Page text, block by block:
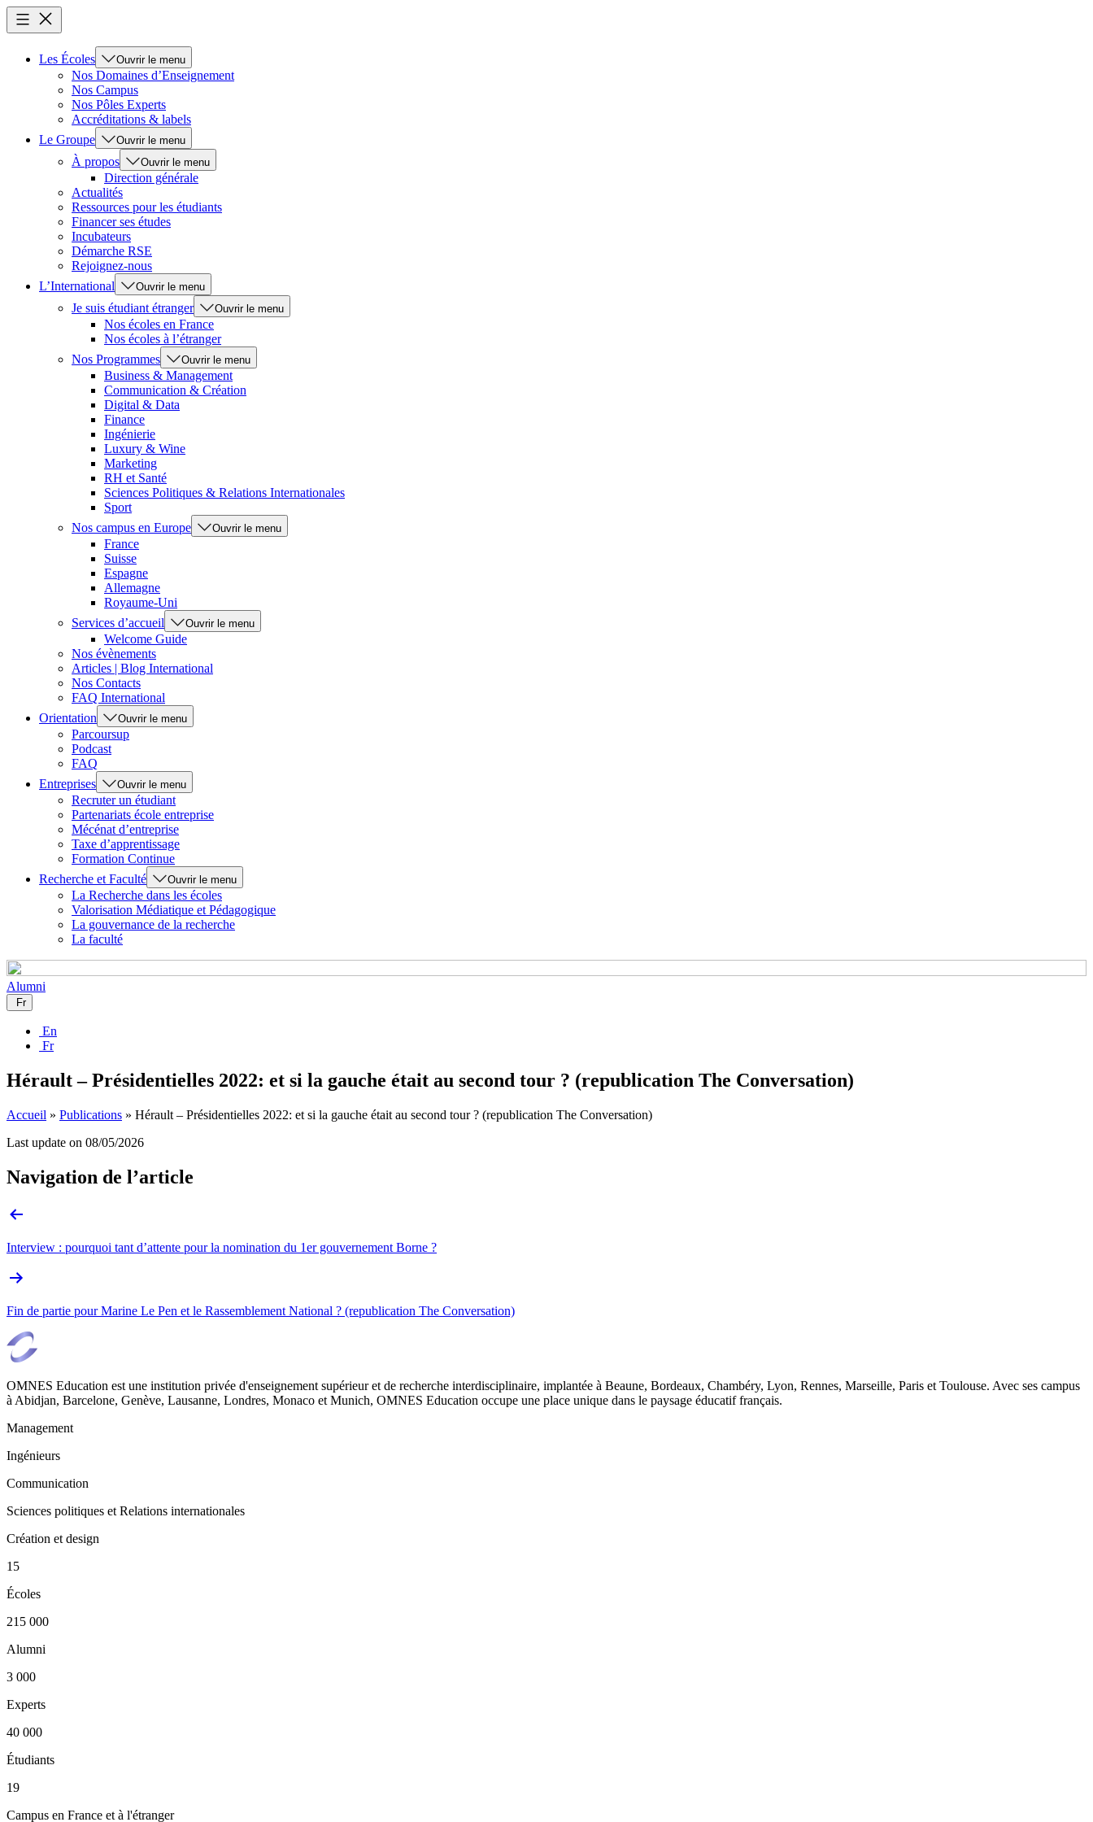
Les Écoles Ouvrir le menu
Nos Domaines d’Enseignement
Nos Campus
Nos Pôles Experts
Accréditations & labels
Le Groupe
Ouvrir le menu
À propos Ouvrir le menu
Direction générale
Actualités
Ressources pour les étudiants
Financer ses études
Incubateurs
Démarche RSE
Rejoignez-nous
L’International
Ouvrir le menu
Je suis étudiant étranger Ouvrir le menu
Nos écoles en France
Nos écoles à l’étranger
Nos Programmes
Ouvrir le menu
Business & Management
Communication & Création
Digital & Data
Finance
Ingénierie
Luxury & Wine
Marketing
RH et Santé
Sciences Politiques & Relations Internationales
Sport
Nos campus en Europe
Ouvrir le menu
France
Suisse
Espagne
Allemagne
Royaume-Uni
Services d’accueil
Ouvrir le menu
Welcome Guide
Nos évènements
Articles | Blog International
Nos Contacts
FAQ International
Orientation
Ouvrir le menu
Parcoursup
Podcast
FAQ
Entreprises
Ouvrir le menu
Recruter un étudiant
Partenariats école entreprise
Mécénat d’entreprise
Taxe d’apprentissage
Formation Continue
Recherche et Faculté
Ouvrir le menu
La Recherche dans les écoles
Valorisation Médiatique et Pédagogique
La gouvernance de la recherche
La faculté
Alumni
Fr
En
Fr
Hérault – Présidentielles 2022: et si la gauche était au second tour ? (republication The Conversation)
Accueil » Publications » Hérault – Présidentielles 2022: et si la gauche était au second tour ? (republication The Conversation)
Last update on 08/05/2026
Navigation de l’article
Interview : pourquoi tant d’attente pour la nomination du 1er gouvernement Borne ?
Fin de partie pour Marine Le Pen et le Rassemblement National ? (republication The Conversation)
OMNES Education est une institution privée d'enseignement supérieur et de recherche interdisciplinaire, implantée à Beaune, Bordeaux, Chambéry, Lyon, Rennes, Marseille, Paris et Toulouse. Avec ses campus
à Abidjan, Barcelone, Genève, Lausanne, Londres, Monaco et Munich, OMNES Education occupe une place unique dans le paysage éducatif français.
Management
Ingénieurs
Communication
Sciences politiques et Relations internationales
Création et design
15
Écoles
215 000
Alumni
3 000
Experts
40 000
Étudiants
19
Campus en France et à l'étranger